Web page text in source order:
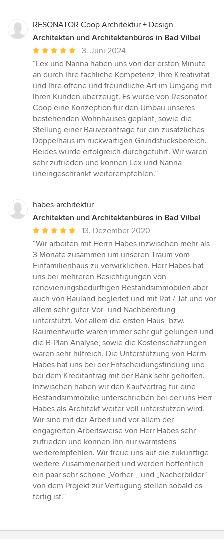
RESONATOR Coop Architektur + Design
Architekten und Architektenbüros in Bad Vilbel
Durchschnittliche
Bewertung:
5
von
5
Sternen
3. Juni 2024
“Lex und Nanna haben uns von der ersten Minute
an durch Ihre fachliche Kompetenz, Ihre Kreativität
und Ihre offene und freundliche Art im Umgang mit
Ihren Kunden überzeugt. Es wurde von Resonator
Coop eine Konzeption für den Umbau unseres
bestehenden Wohnhauses geplant, sowie die
Stellung einer Bauvoranfrage für ein zusätzliches
Doppelhaus im rückwärtigen Grundstücksbereich.
Beides wurde erfolgreich durchgeführt. Wir waren
sehr zufrieden und können Lex und Nanna
uneingeschränkt weiterempfehlen.”
habes-architektur
Architekten und Architektenbüros in Bad Vilbel
Durchschnittliche
Bewertung:
5
von
5
Sternen
13. Dezember 2020
“Wir arbeiten mit Herrn Habes inzwischen mehr als
3 Monate zusammen um unseren Traum vom
Einfamilienhaus zu verwirklichen. Herr Habes hat
uns bei mehreren Besichtigungen von
renovierungsbedürftigen Bestandsimmobilen aber
auch von Bauland begleitet und mit Rat / Tat und vor
allem sehr guter Vor- und Nachbereitung
unterstützt. Vor allem die ersten Haus- bzw.
Raumentwürfe waren immer sehr gut gelungen und
die B-Plan Analyse, sowie die Kostenschätzungen
waren sehr hilfreich. Die Unterstützung von Herrn
Habes hat uns bei der Entscheidungsfindung und
bei dem Kreditantrag mit der Bank sehr geholfen.
Inzwischen haben wir den Kaufvertrag für eine
Bestandsimmobilie unterschrieben bei der uns Herr
Habes als Architekt weiter voll unterstützen wird.
Wir sind mit der Arbeit und vor allem der
engagierten Arbeitsweise von Herr Habes sehr
zufrieden und können Ihn nur wärmstens
weiterempfehlen. Wir freue uns auf die zukünftige
weitere Zusammenarbeit und werden hoffentlich
ein paar sehr schöne „Vorher-„ und „Nacherbilder“
von dem Projekt zur Verfügung stellen sobald es
fertig ist.”